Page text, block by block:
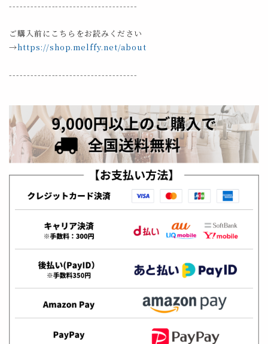
------------------------------------
ご購入前にこちらをお読みください
→https://shop.melffy.net/about
------------------------------------